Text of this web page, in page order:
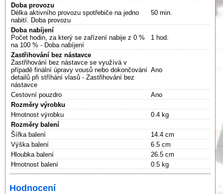
Doba provozu
Délka aktivního provozu spotřebiče na jedno
nabití. Doba provozu
50 min.
Doba nabíjení
Počet hodin, za který se zařízení nabije z 0 %
na 100 % - Doba nabíjení
1 hod.
Zastřihování bez nástavce
Zastřihování bez nástavce se využívá v
případě finální úpravy vousů nebo dokončování
detailů při stříhání vlasů - Zastřihování bez
nástavce
Ano
Cestovní pouzdro
Ano
Rozměry výrobku
Hmotnost výrobku
0.4 kg
Rozměry balení
Šířka balení
14.4 cm
Výška balení
6.5 cm
Hloubka balení
26.5 cm
Hmotnost balení
0.5 kg
Hodnocení